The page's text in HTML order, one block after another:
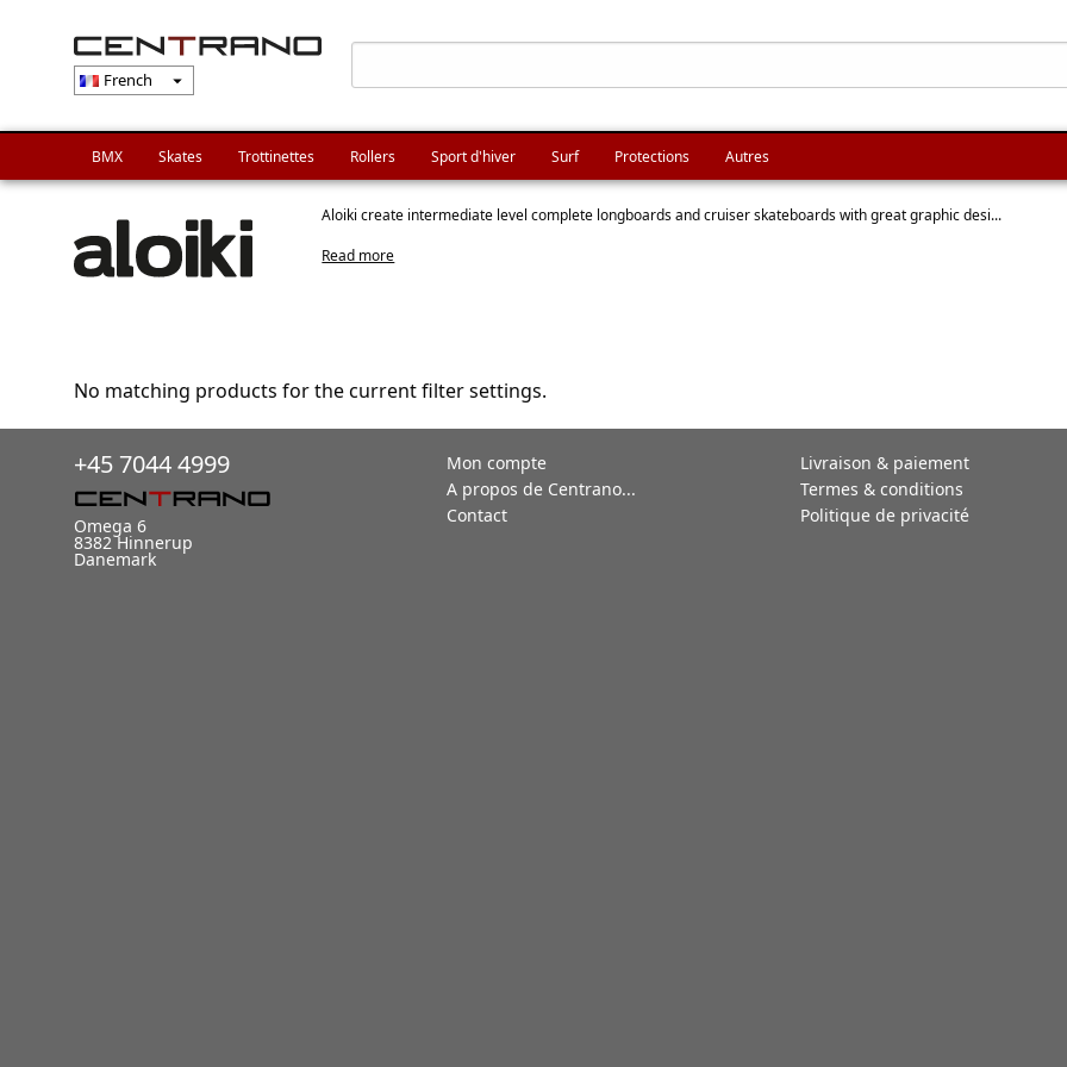
French arrow_drop_down
BMX Skates Trottinettes Rollers Sport d'hiver Surf Protections Autres
Aloiki create intermediate level complete longboards and cruiser skateboards with great graphic desi...
Read more
No matching products for the current filter settings.
+45 7044 4999
Omega 6
8382 Hinnerup
Danemark
Mon compte
A propos de Centrano...
Contact
Livraison & paiement
Termes & conditions
Politique de privacité